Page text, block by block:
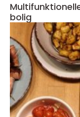
bolig